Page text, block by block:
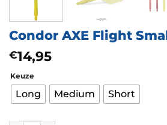
Condor AXE Flight
€14,95
Keuze
Long Medium Short